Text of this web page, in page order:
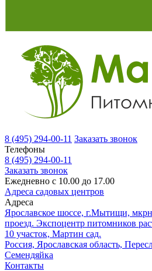
8 (495) 294-00-11 Заказать звонок
Телефоны
8 (495) 294-00-11
Заказать звонок
Ежедневно с 10.00 до 17.00
Адреса садовых центров
Адреса
Ярославское шоссе, г.Мытищи,
проезд. Экспоцентр питомников
10 участок, Мартин сад.
Россия, Ярославская область,
Семендяйка
Контакты